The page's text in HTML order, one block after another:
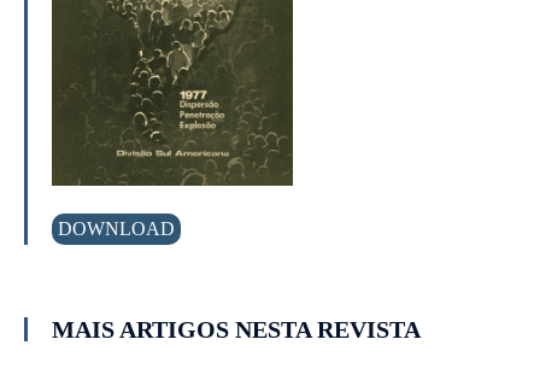
DOWNLOAD
MAIS ARTIGOS NESTA REVISTA